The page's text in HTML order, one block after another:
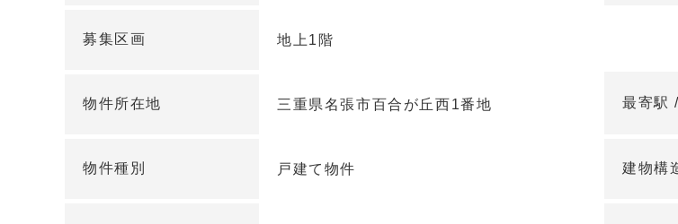
募集区画 地上1階
物件所在地 三重県名張市百合が丘西1番地 最寄駅 /
物件種別 戸建て物件 建物構